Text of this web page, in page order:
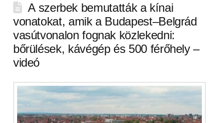
A szerbek bemutatták a kínai
vonatokat, amik a Budapest–Belgrád
vasútvonalon fognak közlekedni:
bőrülések, kávégép és 500 férőhely –
videó